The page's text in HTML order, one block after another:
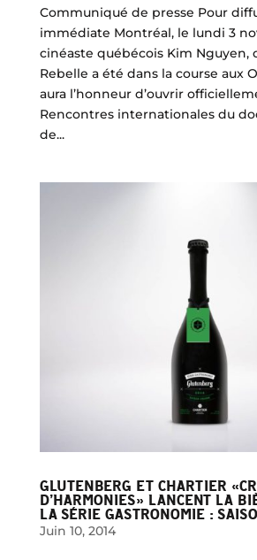
Communiqué de presse Pour
immédiate Montréal, le lundi 3
cinéaste québécois Kim Nguyen,
Rebelle a été dans la course aux
aura l’honneur d’ouvrir
Rencontres internationales du
de...
GLUTENBERG ET CHARTIER
D’HARMONIES» LANCENT LA
LA SÉRIE GASTRONOMIE :
Juin 10, 2014